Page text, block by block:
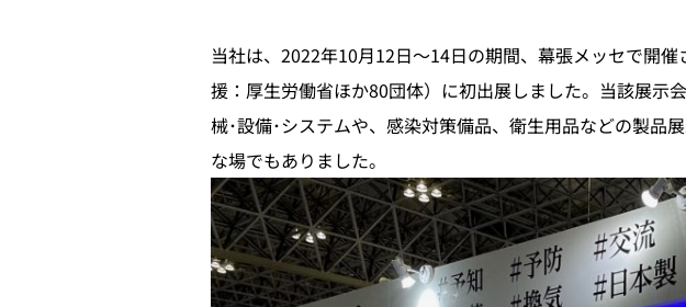
当社は、2022年10月12日～14日の期間、幕張メッセで開
援：厚生労働省ほか80団体）に初出展しました。当該展示
械･設備･システムや、感染対策備品、衛生用品などの製品
な場でもありました。